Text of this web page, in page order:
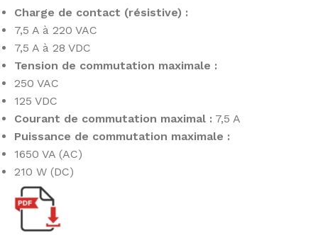
Charge de contact (résistive) :
7,5 A à 220 VAC
7,5 A à 28 VDC
Tension de commutation maximale :
250 VAC
125 VDC
Courant de commutation maximal : 7,5 A
Puissance de commutation maximale :
1650 VA (AC)
210 W (DC)